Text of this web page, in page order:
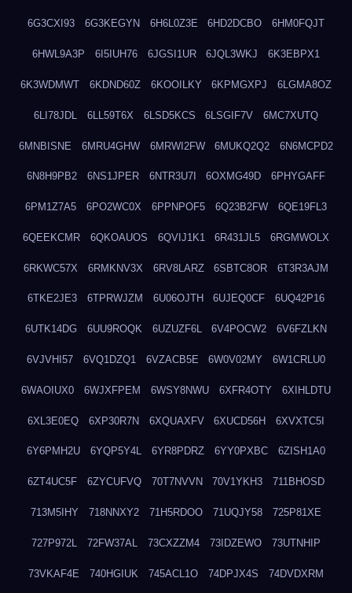
6G3CXI93 6G3KEGYN 6H6L0Z3E 6HD2DCBO 6HM0FQJT
6HWL9A3P 6I5IUH76 6JGSI1UR 6JQL3WKJ 6K3EBPX1
6K3WDMWT 6KDND60Z 6KOOILKY 6KPMGXPJ 6LGMA8OZ
6LI78JDL 6LL59T6X 6LSD5KCS 6LSGIF7V 6MC7XUTQ
6MNBISNE 6MRU4GHW 6MRWI2FW 6MUKQ2Q2 6N6MCPD2
6N8H9PB2 6NS1JPER 6NTR3U7I 6OXMG49D 6PHYGAFF
6PM1Z7A5 6PO2WC0X 6PPNPOF5 6Q23B2FW 6QE19FL3
6QEEKCMR 6QKOAUOS 6QVIJ1K1 6R431JL5 6RGMWOLX
6RKWC57X 6RMKNV3X 6RV8LARZ 6SBTC8OR 6T3R3AJM
6TKE2JE3 6TPRWJZM 6U06OJTH 6UJEQ0CF 6UQ42P16
6UTK14DG 6UU9ROQK 6UZUZF6L 6V4POCW2 6V6FZLKN
6VJVHI57 6VQ1DZQ1 6VZACB5E 6W0V02MY 6W1CRLU0
6WAOIUX0 6WJXFPEM 6WSY8NWU 6XFR4OTY 6XIHLDTU
6XL3E0EQ 6XP30R7N 6XQUAXFV 6XUCD56H 6XVXTC5I
6Y6PMH2U 6YQP5Y4L 6YR8PDRZ 6YY0PXBC 6ZISH1A0
6ZT4UC5F 6ZYCUFVQ 70T7NVVN 70V1YKH3 711BHOSD
713M5IHY 718NNXY2 71H5RDOO 71UQJY58 725P81XE
727P972L 72FW37AL 73CXZZM4 73IDZEWO 73UTNHIP
73VKAF4E 740HGIUK 745ACL1O 74DPJX4S 74DVDXRM